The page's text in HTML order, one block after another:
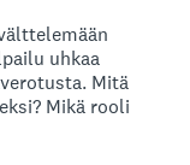
uhkaa
Mitä
Mikä rooli